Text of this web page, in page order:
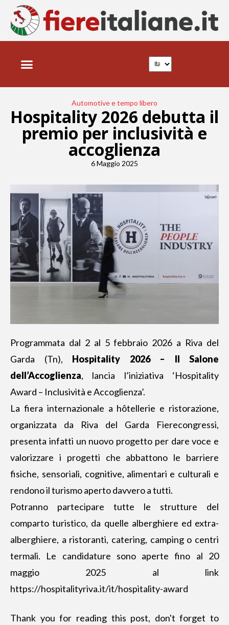
Automotive e tempo libero
Hospitality 2026 debutta il
premio per inclusività e
accoglienza
6 Maggio 2025
Programmata dal 2 al 5 febbraio 2026 a Riva del
Garda (Tn), Hospitality 2026 – Il Salone
dell’Accoglienza, lancia l’iniziativa ‘Hospitality
Award – Inclusività e Accoglienza’.
La fiera internazionale a hôtellerie e ristorazione,
organizzata da Riva del Garda Fierecongressi,
presenta infatti un nuovo progetto per dare voce e
valorizzare i progetti che abbattono le barriere
fisiche, sensoriali, cognitive, alimentari e culturali e
rendono il turismo aperto davvero a tutti.
Potranno partecipare tutte le strutture del
comparto turistico, da quelle alberghiere ed extra-
alberghiere, a ristoranti, catering, camping o centri
termali. Le candidature sono aperte fino al 20
maggio 2025 al link
https://hospitalityriva.it/it/hospitality-award
Thank you for reading this post, don't forget to